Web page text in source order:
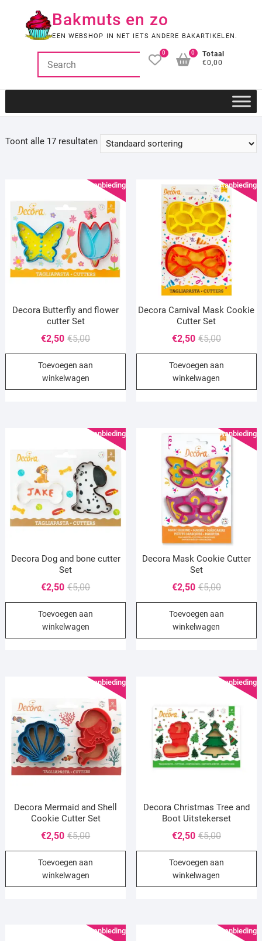
Bakmuts en zo
EEN WEBSHOP IN NET IETS ANDERE BAKARTIKELEN.
0
Totaal
€0,00
0
Toont alle 17 resultaten
Aanbieding!
Decora Butterfly and flower
cutter Set
€5,00Oorspronkelijke
prijs
was:
€2,50
Huidige
prijs
is:
Toevoegen aan
winkelwagen
Aanbieding!
Decora Carnival Mask Cookie
Cutter Set
€5,00
prijs
was:
€2,50
Huidige
prijs
is:
Toevoegen aan
winkelwagen
Aanbieding!
Decora Dog and bone cutter
Set
€5,00Oorspronkelijke
prijs
was:
€2,50
Huidige
prijs
is:
Toevoegen aan
winkelwagen
Aanbieding!
Decora Mask Cookie Cutter
Set
€5,00
prijs
was:
€2,50
Huidige
prijs
is:
Toevoegen aan
winkelwagen
Aanbieding!
Decora Mermaid and Shell
Cookie Cutter Set
€5,00Oorspronkelijke
prijs
was:
€2,50
Huidige
prijs
is:
Toevoegen aan
winkelwagen
Aanbieding!
Decora Christmas Tree and
Boot Uitstekerset
€5,00
prijs
was:
€2,50
Huidige
prijs
is:
Toevoegen aan
winkelwagen
Aanbieding! Aanbieding!